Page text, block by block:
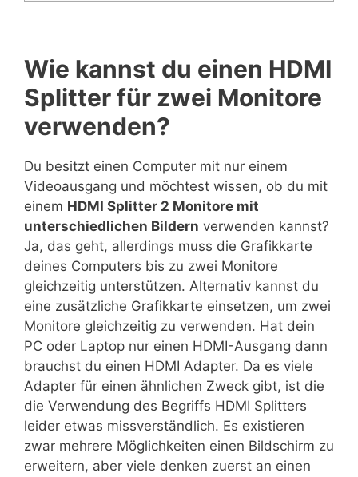
Wie kannst du einen HDMI
Splitter für zwei Monitore
verwenden?
Du besitzt einen Computer mit nur einem
Videoausgang und möchtest wissen, ob du mit
einem HDMI Splitter 2 Monitore mit
unterschiedlichen Bildern verwenden kannst?
Ja, das geht, allerdings muss die Grafikkarte
deines Computers bis zu zwei Monitore
gleichzeitig unterstützen. Alternativ kannst du
eine zusätzliche Grafikkarte einsetzen, um zwei
Monitore gleichzeitig zu verwenden. Hat dein
PC oder Laptop nur einen HDMI-Ausgang dann
brauchst du einen HDMI Adapter. Da es viele
Adapter für einen ähnlichen Zweck gibt, ist die
die Verwendung des Begriffs HDMI Splitters
leider etwas missverständlich. Es existieren
zwar mehrere Möglichkeiten einen Bildschirm zu
erweitern, aber viele denken zuerst an einen